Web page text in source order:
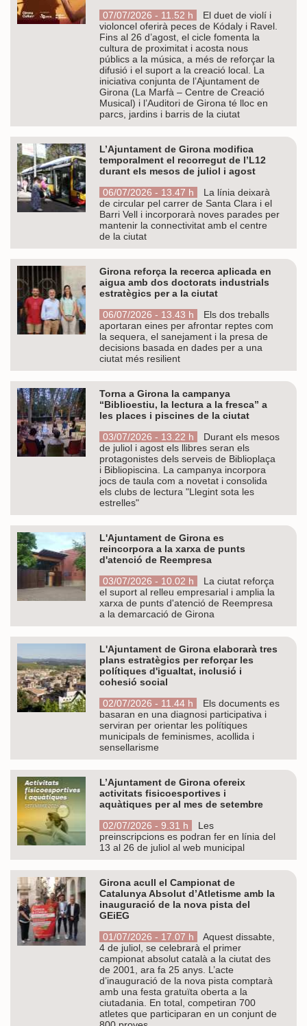
07/07/2026 - 11.52 h
El duet de violí i
violoncel oferirà peces de Kódaly i Ravel.
Fins al 26 d’agost, el cicle fomenta la
cultura de proximitat i acosta nous
públics a la música, a més de reforçar la
difusió i el suport a la creació local. La
iniciativa conjunta de l’Ajuntament de
Girona (La Marfà – Centre de Creació
Musical) i l’Auditori de Girona té lloc en
parcs, jardins i barris de la ciutat
L’Ajuntament de Girona modifica
temporalment el recorregut de l’L12
durant els mesos de juliol i agost
06/07/2026 - 13.47 h
La línia deixarà
de circular pel carrer de Santa Clara i el
Barri Vell i incorporarà noves parades per
mantenir la connectivitat amb el centre
de la ciutat
Girona reforça la recerca aplicada en
aigua amb dos doctorats industrials
estratègics per a la ciutat
06/07/2026 - 13.43 h
Els dos treballs
aportaran eines per afrontar reptes com
la sequera, el sanejament i la presa de
decisions basada en dades per a una
ciutat més resilient
Torna a Girona la campanya
“Biblioestiu, la lectura a la fresca” a
les places i piscines de la ciutat
03/07/2026 - 13.22 h
Durant els mesos
de juliol i agost els llibres seran els
protagonistes dels serveis de Biblioplaça
i Bibliopiscina. La campanya incorpora
jocs de taula com a novetat i consolida
els clubs de lectura "Llegint sota les
estrelles"
L'Ajuntament de Girona es
reincorpora a la xarxa de punts
d'atenció de Reempresa
03/07/2026 - 10.02 h
La ciutat reforça
el suport al relleu empresarial i amplia la
xarxa de punts d'atenció de Reempresa
a la demarcació de Girona
L'Ajuntament de Girona elaborarà tres
plans estratègics per reforçar les
polítiques d'igualtat, inclusió i
cohesió social
02/07/2026 - 11.44 h
Els documents es
basaran en una diagnosi participativa i
serviran per orientar les polítiques
municipals de feminismes, acollida i
sensellarisme
L’Ajuntament de Girona ofereix
activitats fisicoesportives i
aquàtiques per al mes de setembre
02/07/2026 - 9.31 h
Les
preinscripcions es podran fer en línia del
13 al 26 de juliol al web municipal
Girona acull el Campionat de
Catalunya Absolut d’Atletisme amb la
inauguració de la nova pista del
GEiEG
01/07/2026 - 17.07 h
Aquest dissabte,
4 de juliol, se celebrarà el primer
campionat absolut català a la ciutat des
de 2001, ara fa 25 anys. L’acte
d’inauguració de la nova pista comptarà
amb una festa gratuïta oberta a la
ciutadania. En total, competiran 700
atletes que participaran en un conjunt de